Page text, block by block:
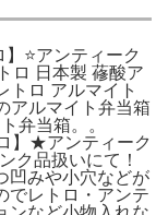
⭐️アンティーク
ロ 日本製 蓚酸ア
トロ アルマイト
アルマイト弁当箱
弁当箱。。
】★アンティーク
ク品扱いにて！
凹みや小穴などが
でレトロ・アンテ